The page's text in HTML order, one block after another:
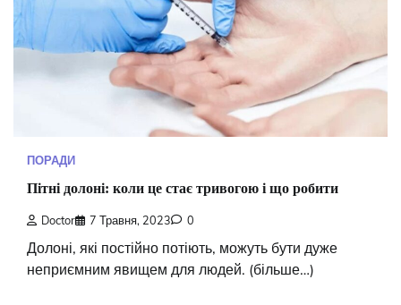
ПОРАДИ
Пітні долоні: коли це стає тривогою і що робити
Doctor 7 Травня, 2023 0
Долоні, які постійно потіють, можуть бути дуже
неприємним явищем для людей. (більше…)